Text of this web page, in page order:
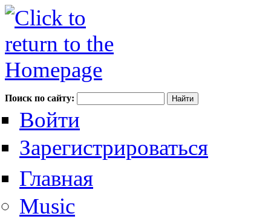
Поиск по сайту:
Войти
Зарегистрироваться
Главная
Music